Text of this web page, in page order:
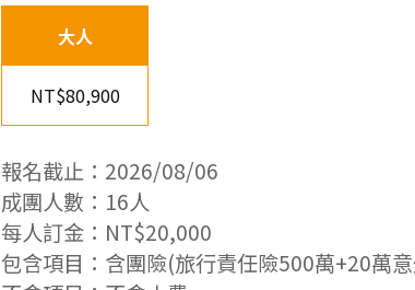
大人
NT$80,900
報名截止：2026/08/06
成團人數：16人
每人訂金：NT$20,000
包含項目：含團險(旅行責任險500萬+20萬